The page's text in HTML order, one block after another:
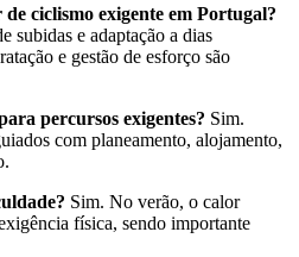
ciclismo exigente em Portugal?
subidas e adaptação a dias
e gestão de esforço são
percursos exigentes? Sim.
com planeamento, alojamento,
Sim. No verão, o calor
física, sendo importante